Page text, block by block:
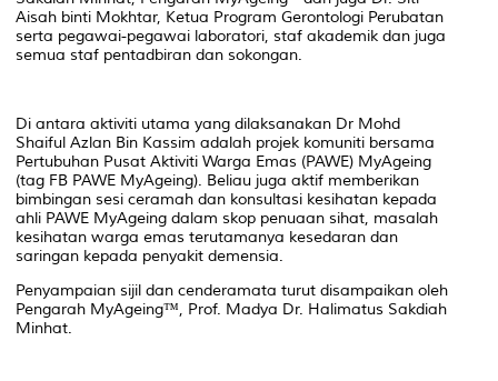
Aisah binti Mokhtar, Ketua Program Gerontologi Perubatan
serta pegawai-pegawai laboratori, staf akademik dan juga
semua staf pentadbiran dan sokongan.
Di antara aktiviti utama yang dilaksanakan Dr Mohd
Shaiful Azlan Bin Kassim adalah projek komuniti bersama
Pertubuhan Pusat Aktiviti Warga Emas (PAWE) MyAgeing
(tag FB PAWE MyAgeing). Beliau juga aktif memberikan
bimbingan sesi ceramah dan konsultasi kesihatan kepada
ahli PAWE MyAgeing dalam skop penuaan sihat, masalah
kesihatan warga emas terutamanya kesedaran dan
saringan kepada penyakit demensia.
Penyampaian sijil dan cenderamata turut disampaikan oleh
Pengarah MyAgeing™, Prof. Madya Dr. Halimatus Sakdiah
Minhat.